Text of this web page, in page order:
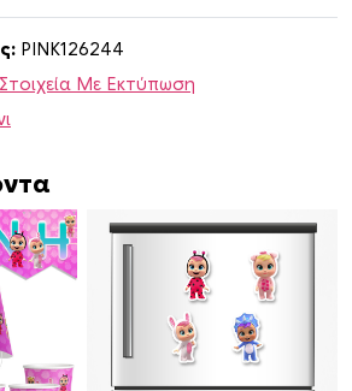
PINK126244
Με Εκτύπωση